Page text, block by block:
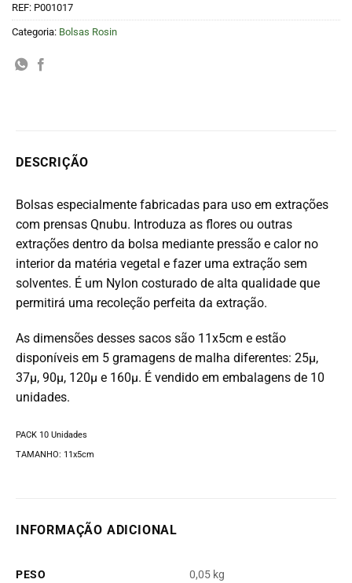
REF: P001017
Categoria: Bolsas Rosin
DESCRIÇÃO
Bolsas especialmente fabricadas para uso em extrações
com prensas Qnubu. Introduza as flores ou outras
extrações dentro da bolsa mediante pressão e calor no
interior da matéria vegetal e fazer uma extração sem
solventes. É um Nylon costurado de alta qualidade que
permitirá uma recoleção perfeita da extração.
As dimensões desses sacos são 11x5cm e estão
disponíveis em 5 gramagens de malha diferentes: 25µ,
37µ, 90µ, 120µ e 160µ. É vendido em embalagens de 10
unidades.
PACK 10 Unidades
TAMANHO: 11x5cm
INFORMAÇÃO ADICIONAL
PESO 0,05 kg